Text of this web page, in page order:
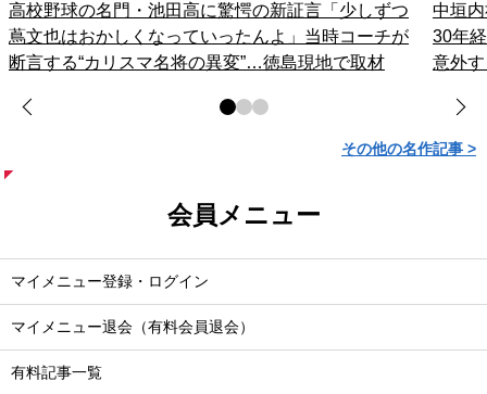
高校野球の名門・池田高に驚愕の新証言「少しずつ
蔦文也はおかしくなっていったんよ」当時コーチが
断言する“カリスマ名将の異変”…徳島現地で取材
中垣
30年
意外
その他の名作記事 >
会員メニュー
マイメニュー登録・ログイン
マイメニュー退会（有料会員退会）
有料記事一覧